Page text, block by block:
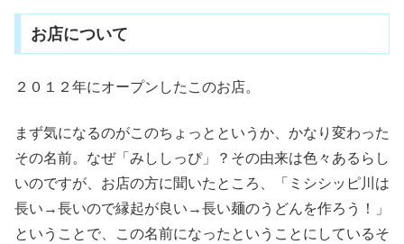
お店について
２０１２年にオープンしたこのお店。
まず気になるのがこのちょっとというか、かなり変わった
その名前。なぜ「みししっぴ」？その由来は色々あるらし
いのですが、お店の方に聞いたところ、「ミシシッピ川は
長い→長いので縁起が良い→長い麺のうどんを作ろう！」
ということで、この名前になったということにしているそ